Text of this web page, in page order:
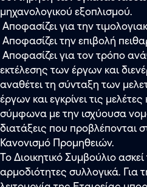
μηχανολογικού εξοπλισμού.
Αποφασίζει για την
Αποφασίζει την επιβολή
Αποφασίζει για τον τρόπο
εκτέλεσης των έργων και
αναθέτει τη σύνταξη των
έργων και εγκρίνει τις
σύμφωνα με την ισχύουσα
διατάξεις που προβλέπονται
Κανονισμό Προμηθειών.
Το Διοικητικό Συμβούλιο
αρμοδιότητες συλλογικά. Για